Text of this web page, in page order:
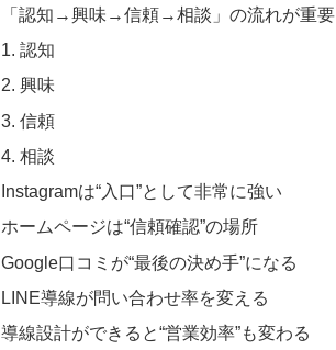
「認知→興味→信頼→相談」の流れが重要
1. 認知
2. 興味
3. 信頼
4. 相談
Instagramは“入口”として非常に強い
ホームページは“信頼確認”の場所
Google口コミが“最後の決め手”になる
LINE導線が問い合わせ率を変える
導線設計ができると“営業効率”も変わる